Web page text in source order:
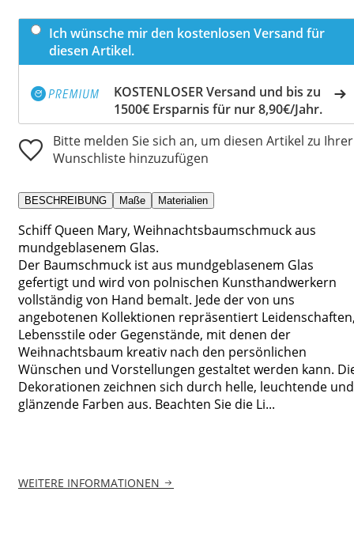
Ich wünsche mir den kostenlosen Versand für
diesen Artikel.
KOSTENLOSER Versand und bis zu
1500€ Ersparnis für nur 8,90€/Jahr.
Bitte melden Sie sich an, um diesen Artikel zu Ihrer
Wunschliste hinzuzufügen
BESCHREIBUNG Maße Materialien
Schiff Queen Mary, Weihnachtsbaumschmuck aus
mundgeblasenem Glas.
Der Baumschmuck ist aus mundgeblasenem Glas
gefertigt und wird von polnischen Kunsthandwerkern
vollständig von Hand bemalt. Jede der von uns
angebotenen Kollektionen repräsentiert
Lebensstile oder Gegenstände, mit denen der
Weihnachtsbaum kreativ nach den persönlichen
Wünschen und Vorstellungen gestaltet werden kann.
Dekorationen zeichnen sich durch helle, leuchtende und
glänzende Farben aus. Beachten Sie die Li...
WEITERE INFORMATIONEN